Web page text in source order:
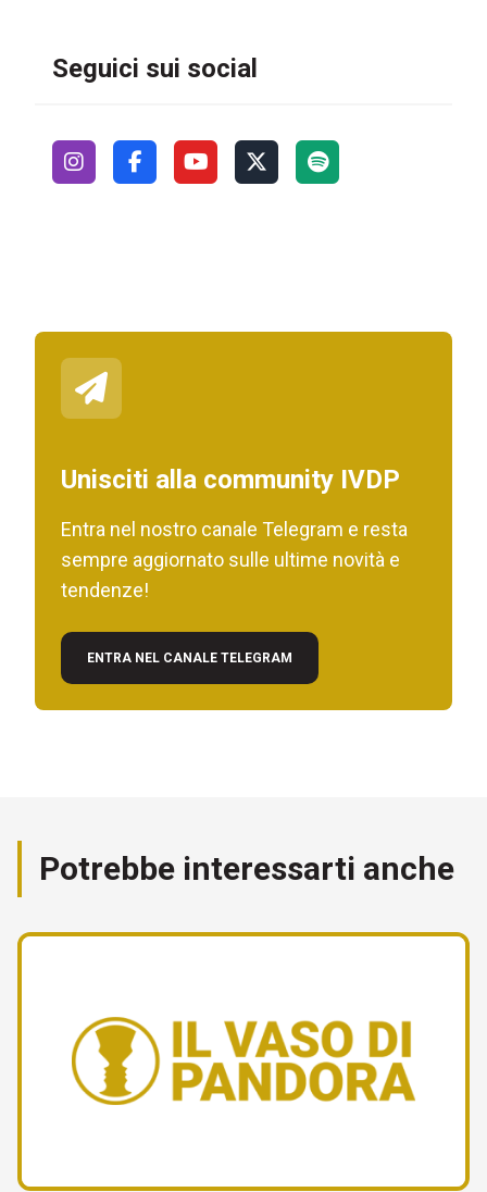
Seguici sui social
Unisciti alla community IVDP
Entra nel nostro canale Telegram e resta
sempre aggiornato sulle ultime novità e
tendenze!
ENTRA NEL CANALE TELEGRAM
Potrebbe interessarti anche